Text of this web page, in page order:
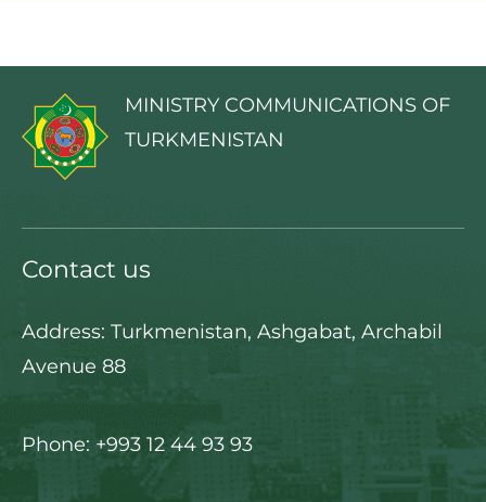
MINISTRY COMMUNICATIONS OF
TURKMENISTAN
Contact us
Address: Turkmenistan, Ashgabat, Archabil
Avenue 88
Phone: +993 12 44 93 93